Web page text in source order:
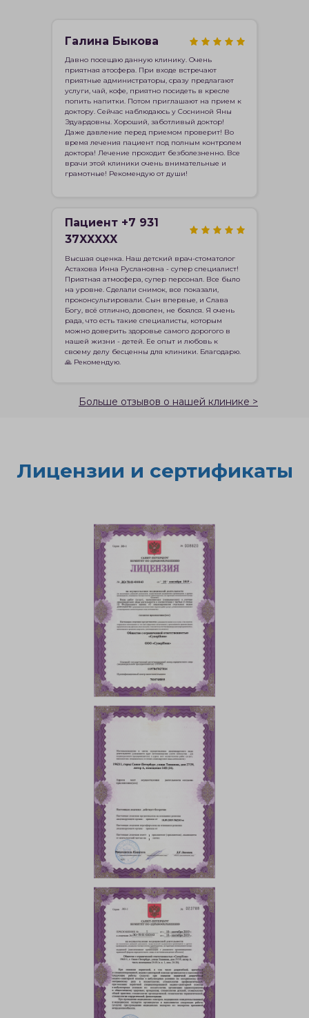
Больше отзывов о нашей клинике >
Галина Быкова
Давно посещаю данную клинику. Очень
приятная атосфера. При входе встречают
приятные администраторы, сразу предлагают
услуги, чай, кофе, приятно посидеть в кресле
попить напитки. Потом приглашают на прием к
доктору. Сейчас наблюдаюсь у Сосниной Яны
Эдуардовны. Хороший, заботливый доктор!
Даже давление перед приемом проверит! Во
время лечения пациент под полным контролем
доктора! Лечение проходит безболезненно. Все
врачи этой клиники очень внимательные и
грамотные! Рекомендую от души!
Пациент +7 931
37XXXXX
Высшая оценка. Наш детский врач-стоматолог
Астахова Инна Руслановна - супер специалист!
Приятная атмосфера, супер персонал. Все было
на уровне. Сделали снимок, все показали,
проконсультировали. Сын впервые, и Слава
Богу, всё отлично, доволен, не боялся. Я очень
рада, что есть такие специалисты, которым
можно доверить здоровье самого дорогого в
нашей жизни - детей. Ее опыт и любовь к
своему делу бесценны для клиники. Благодарю.
🙏 Рекомендую.
Лицензии и сертификаты